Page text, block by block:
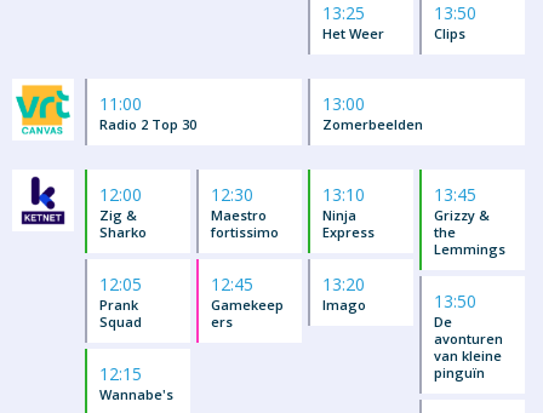
13:25
Het Weer
13:50
Clips
11:00
Radio 2 Top 30
13:00
Zomerbeelden
12:00
Zig &
Sharko
12:05
Prank
Squad
12:15
Wannabe's
12:30
Maestro
fortissimo
12:45
Gamekeep
ers
13:10
Ninja
Express
13:20
Imago
13:45
Grizzy &
the
Lemmings
13:50
De
avonturen
van kleine
pinguïn